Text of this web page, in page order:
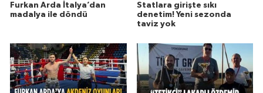
Furkan Arda İtalya’dan
madalya ile döndü
Statlara girişte sıkı
denetim! Yeni sezonda
taviz yok